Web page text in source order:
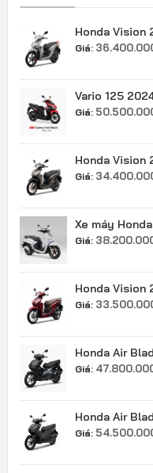
Honda Vision
Giá:
Vario 125
Giá:
Honda Vision
Giá:
Xe máy
Giá:
Honda Vision
Giá:
Honda Air
Giá:
Honda Air
Giá: